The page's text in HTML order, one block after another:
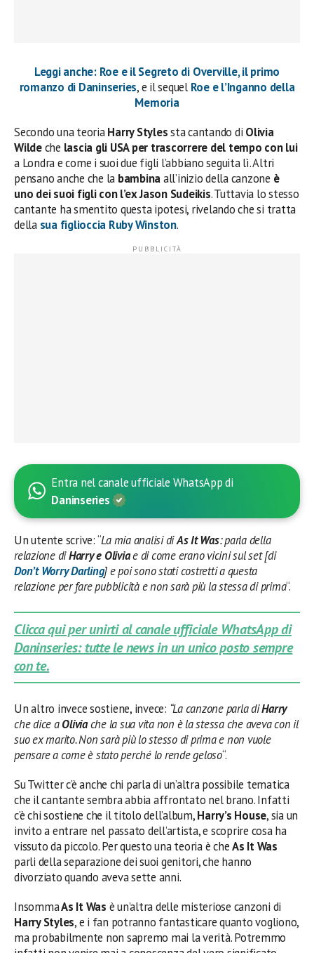
Leggi anche: Roe e il Segreto di Overville, il primo
romanzo di Daninseries, e il sequel Roe e l’Inganno della
Memoria
Secondo una teoriaHarry Stylessta cantando di Olivia
Wildeche lascia gli USA per trascorrere del tempo con lui
a Londra e come i suoi due figli l’abbiano seguita lì. Altri
pensano anche che la bambinaall’inizio della canzone è
uno dei suoi figli con l’ex Jason Sudeikis. Tuttavia lo stesso
cantante ha smentito questa ipotesi, rivelando che si tratta
della sua figlioccia Ruby Winston.
Entra nel canale ufficiale WhatsApp di
Daninseries
Un utente scrive: “La mia analisi diAs It Was: parla della
relazione diHarry e Oliviae di come erano vicini sul set [di
Don’t Worry Darling] e poi sono stati costretti a questa
relazione per fare pubblicità e non sarà più la stessa di prima“.
Clicca qui per unirti al canale ufficiale WhatsApp di
Daninseries: tutte le news in un unico posto sempre
con te.
Un altro invece sostiene, invece: “La canzone parla diHarry
che dice aOliviache la sua vita non è la stessa che aveva con il
suo ex marito. Non sarà più lo stesso di prima e non vuole
pensare a come è stato perché lo rende geloso“.
Su Twitter c’è anche chi parla di un’altra possibile tematica
che il cantante sembra abbia affrontato nel brano. Infatti
c’è chi sostiene che il titolo dell’album,Harry’s House, sia un
invito a entrare nel passato dell’artista, e scoprire cosa ha
vissuto da piccolo. Per questo una teoria è cheAs It Was
parli della separazione dei suoi genitori, che hanno
divorziato quando aveva sette anni.
InsommaAs It Was è un’altra delle misteriose canzoni di
Harry Styles, e i fan potranno fantasticare quanto vogliono,
ma probabilmente non sapremo mai la verità. Potremmo